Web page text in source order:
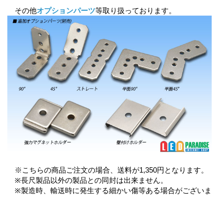
その他オプションパーツ等取り扱っております。
※こちらの商品ご注文の場合、送料が1,350円となります。
※長尺製品以外の製品との同封は出来ません。
※製造時、輸送時に発生する細かい傷等ある場合がございま